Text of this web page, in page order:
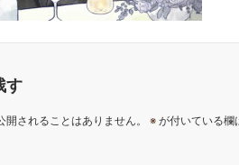
す
開されることはありません。 ※ が付いている欄